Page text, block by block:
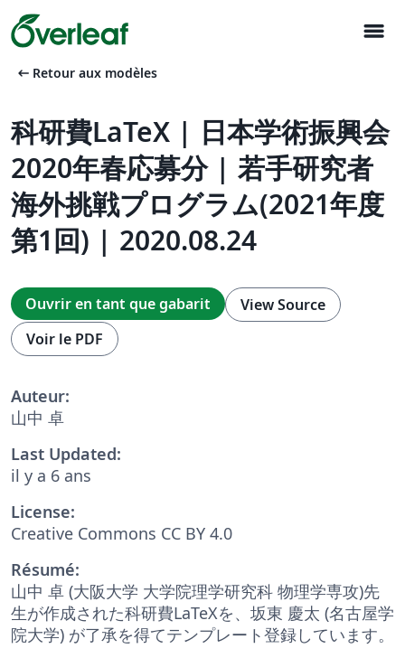
menu
arrow_left_alt Retour aux modèles
科研費LaTeX | 日本学術振興会
2020年春応募分 | 若手研究者
海外挑戦プログラム(2021年度
第1回) | 2020.08.24
Ouvrir en tant que gabarit
View Source
Voir le PDF
Auteur:
山中 卓
Last Updated:
il y a 6 ans
License:
Creative Commons CC BY 4.0
Résumé:
山中 卓 (大阪大学 大学院理学研究科 物理学専攻)先
生が作成された科研費LaTeXを、坂東 慶太 (名古屋学
院大学) が了承を得てテンプレート登録しています。